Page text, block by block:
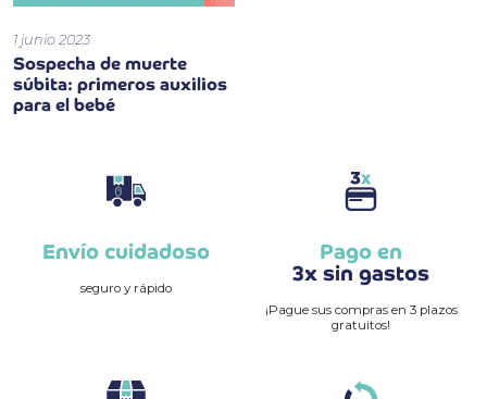
1 junio 2023
Sospecha de muerte
súbita: primeros auxilios
para el bebé
Envío cuidadoso
seguro y rápido
Pago en
3x sin gastos
¡Pague sus compras en 3 plazos
gratuitos!